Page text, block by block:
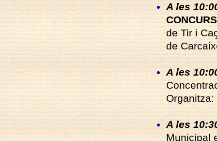
A les
de Tir i
de
A les
Organitza:
A les
Municipal